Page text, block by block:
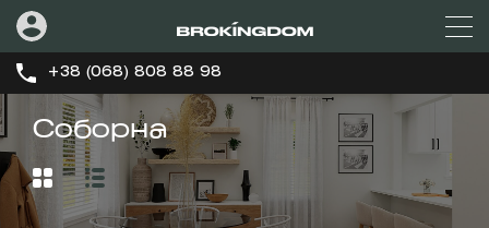
+38 (068) 808 88 98
Соборна